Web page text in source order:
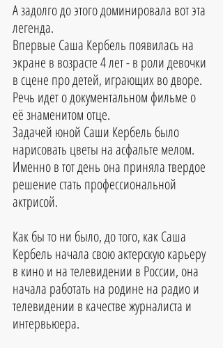
А задолго до этого доминировала вот эта
легенда.
Впервые Саша Кербель появилась на
экране в возрасте 4 лет - в роли девочки
в сцене про детей, играющих во дворе.
Речь идет о документальном фильме о
её знаменитом отце.
Задачей юной Саши Кербель было
нарисовать цветы на асфальте мелом.
Именно в тот день она приняла твердое
решение стать профессиональной
актрисой.
Как бы то ни было, до того, как Саша
Кербель начала свою актерскую карьеру
в кино и на телевидении в России, она
начала работать на родине на радио и
телевидении в качестве журналиста и
интервьюера.